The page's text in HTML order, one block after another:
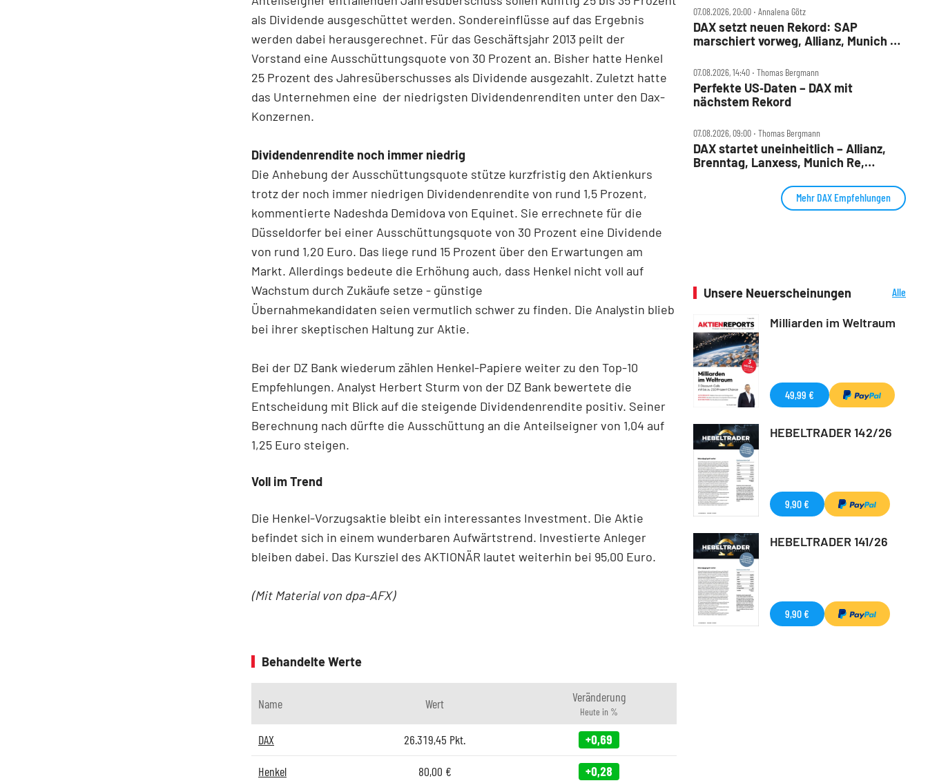
als Dividende ausgeschüttet werden. Sondereinflüsse auf das Ergebnis
werden dabei herausgerechnet. Für das Geschäftsjahr 2013 peilt der
Vorstand eine Ausschüttungsquote von 30 Prozent an. Bisher hatte Henkel
25 Prozent des Jahresüberschusses als Dividende ausgezahlt. Zuletzt hatte
das Unternehmen eine der niedrigsten Dividendenrenditen unter den Dax-
Konzernen.
Dividendenrendite noch immer niedrig
Die Anhebung der Ausschüttungsquote stütze kurzfristig den Aktienkurs
trotz der noch immer niedrigen Dividendenrendite von rund 1,5 Prozent,
kommentierte Nadeshda Demidova von Equinet. Sie errechnete für die
Düsseldorfer bei einer Ausschüttungsquote von 30 Prozent eine Dividende
von rund 1,20 Euro. Das liege rund 15 Prozent über den Erwartungen am
Markt. Allerdings bedeute die Erhöhung auch, dass Henkel nicht voll auf
Wachstum durch Zukäufe setze - günstige
Übernahmekandidaten seien vermutlich schwer zu finden. Die Analystin blieb
bei ihrer skeptischen Haltung zur Aktie.
Bei der DZ Bank wiederum zählen Henkel-Papiere weiter zu den Top-10
Empfehlungen. Analyst Herbert Sturm von der DZ Bank bewertete die
Entscheidung mit Blick auf die steigende Dividendenrendite positiv. Seiner
Berechnung nach dürfte die Ausschüttung an die Anteilseigner von 1,04 auf
1,25 Euro steigen.
Voll im Trend
Die Henkel-Vorzugsaktie bleibt ein interessantes Investment. Die Aktie
befindet sich in einem wunderbaren Aufwärtstrend. Investierte Anleger
bleiben dabei. Das Kursziel des AKTIONÄR lautet weiterhin bei 95,00 Euro.
(Mit Material von dpa-AFX)
Behandelte Werte
Name Wert Veränderung
Heute in %
DAX 26.319,45 Pkt. +0,69
Henkel 80,00 € +0,28
07.08.2026, 20:00 ‧ Annalena Götz
DAX setzt neuen Rekord: SAP
marschiert vorweg, Allianz, Munich Re
07.08.2026, 14:40 ‧ Thomas Bergmann
Perfekte US‑Daten – DAX mit
nächstem Rekord
07.08.2026, 09:00 ‧ Thomas Bergmann
DAX startet uneinheitlich – Allianz,
Brenntag, Lanxess, Munich Re,
Mehr DAX Empfehlungen
Unsere Neuerscheinungen
Alle
Milliarden im Weltraum
49,99 €
HEBELTRADER 142/26
9,90 €
HEBELTRADER 141/26
9,90 €